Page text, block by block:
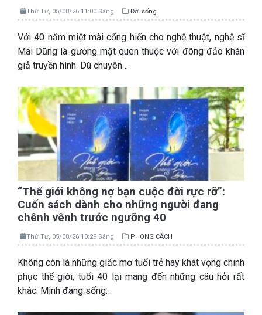
Thứ Tư, 05/08/26 11:00 Sáng Đời sống
Với 40 năm miệt mài cống hiến cho nghệ thuật, nghệ sĩ
Mai Dũng là gương mặt quen thuộc với đông đảo khán
giả truyền hình. Dù chuyên…
“Thế giới không nợ bạn cuộc đời rực rỡ”:
Cuốn sách dành cho những người đang
chênh vênh trước ngưỡng 40
Thứ Tư, 05/08/26 10:29 Sáng PHONG CÁCH
Không còn là những giấc mơ tuổi trẻ hay khát vọng chinh
phục thế giới, tuổi 40 lại mang đến những câu hỏi rất
khác: Mình đang sống…